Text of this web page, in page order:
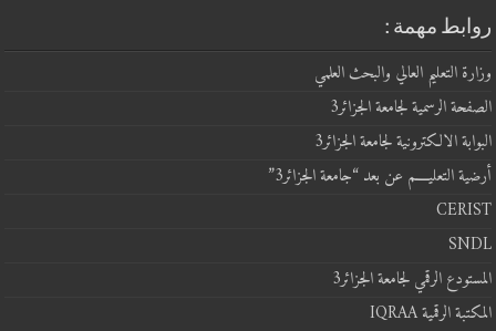
روابط مهمة :
وزارة التعليم العالي والبحث العلمي
الصفحة الرسمية لجامعة الجزائر3
البوابة الالكترونية لجامعة الجزائر3
أرضية التعليــــم عن بعد “جامعة الجزائر3”
CERIST
SNDL
المستودع الرقمي لجامعة الجزائر3
المكتبة الرقمية IQRAA